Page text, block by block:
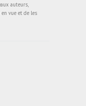
auteurs,
en vue et de les